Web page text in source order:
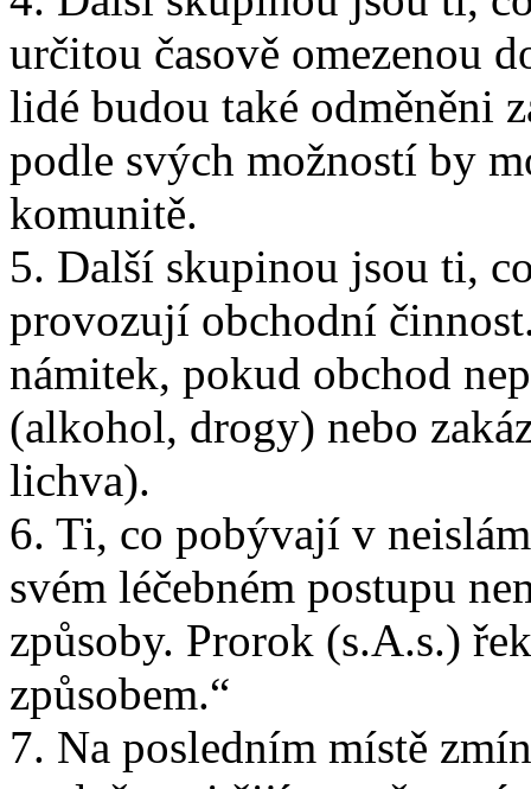
určitou časově omezenou
lidé budou také odměněni
podle svých možností by
komunitě.
5. Další skupinou jsou ti,
provozují obchodní
námitek, pokud obchod
(alkohol, drogy) nebo
lichva).
6. Ti, co pobývají v
svém léčebném postupu
způsoby. Prorok (s.A.s.)
způsobem.“
7. Na posledním místě